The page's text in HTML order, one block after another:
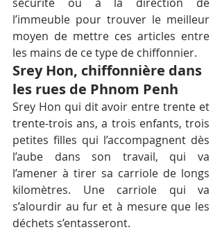
l’immeuble pour trouver le meilleur
moyen de mettre ces articles entre
les mains de ce type de chiffonnier.
Srey Hon, chiffonnière dans
les rues de Phnom Penh
Srey Hon qui dit avoir entre trente et
trente-trois ans, a trois enfants, trois
petites filles qui l’accompagnent dès
l’aube dans son travail, qui va
l’amener à tirer sa carriole de longs
kilomètres. Une carriole qui va
s’alourdir au fur et à mesure que les
déchets s’entasseront.